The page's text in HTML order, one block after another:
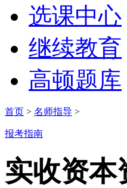
选课中心
继续教育
高顿题库
首页 > 名师指导 >
报考指南
实收资本